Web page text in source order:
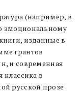
(например, в
эмоциональному
изданные в
грантов
и современная
классика в
русской прозе